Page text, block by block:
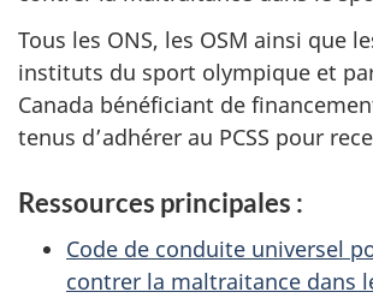
Tous les ONS, les OSM ainsi que
instituts du sport olympique et
Canada bénéficiant de
tenus d’adhérer au PCSS pour
Ressources principales :
Code de conduite universel
contrer la maltraitance dans